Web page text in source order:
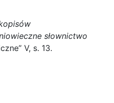
słownictwo
V, s. 13.